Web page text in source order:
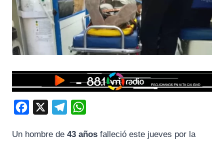
c
l
a
Un hombre de 43 años falleció este jueves por la